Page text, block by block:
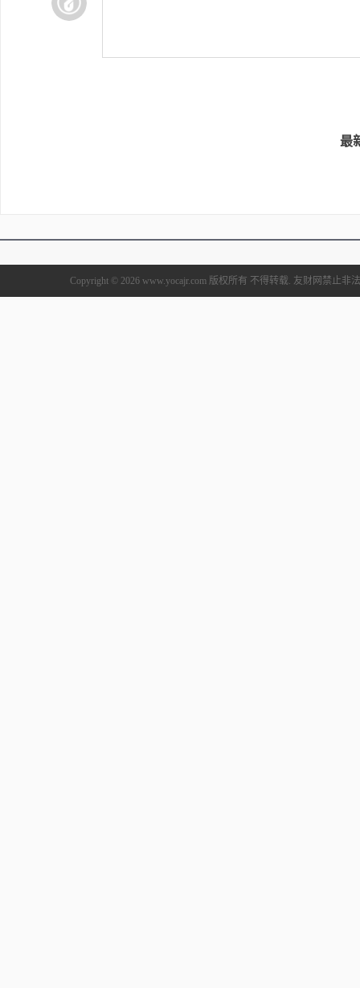
最
Copyright © 2026 www.yocajr.com 版权所有 不得转载. 友财网禁止非